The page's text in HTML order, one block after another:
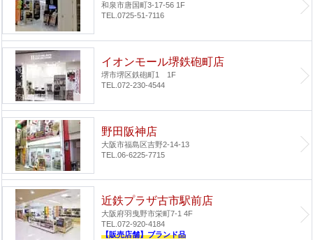
和泉市唐国町3-17-56 1F
TEL.0725-51-7116
イオンモール堺鉄砲町店
堺市堺区鉄砲町1 1F
TEL.072-230-4544
野田阪神店
大阪市福島区吉野2-14-13
TEL.06-6225-7715
近鉄プラザ古市駅前店
大阪府羽曳野市栄町7-1 4F
TEL.072-920-4184
【販売店舗】ブランド品